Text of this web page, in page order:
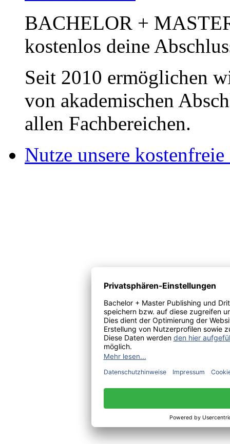
BACHELOR +
kostenlos deine
Seit 2010 ermöglichen
von akademischen
allen Fachbereichen.
Nutze unsere